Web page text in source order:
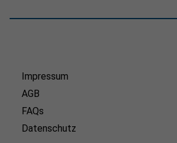
Impressum
AGB
FAQs
Datenschutz